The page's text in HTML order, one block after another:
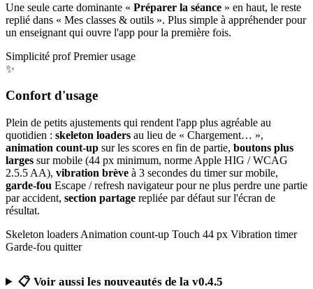
Une seule carte dominante « Préparer la séance » en haut, le reste
replié dans « Mes classes & outils ». Plus simple à appréhender pour
un enseignant qui ouvre l'app pour la première fois.
Simplicité prof Premier usage
✨
Confort d'usage
Plein de petits ajustements qui rendent l'app plus agréable au
quotidien : skeleton loaders au lieu de « Chargement… »,
animation count-up sur les scores en fin de partie, boutons plus
larges sur mobile (44 px minimum, norme Apple HIG / WCAG
2.5.5 AA), vibration brève à 3 secondes du timer sur mobile,
garde-fou Escape / refresh navigateur pour ne plus perdre une partie
par accident, section partage repliée par défaut sur l'écran de
résultat.
Skeleton loaders Animation count-up Touch 44 px Vibration timer
Garde-fou quitter
📋 Voir aussi les nouveautés de la v0.4.5